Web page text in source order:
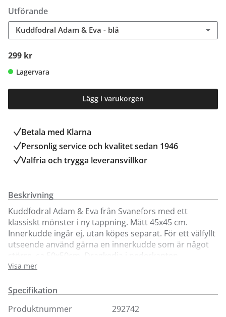
Utförande
Kuddfodral Adam & Eva - blå
299 kr
Lagervara
Lägg i varukorgen
Betala med Klarna
Personlig service och kvalitet sedan 1946
Valfria och trygga leveransvillkor
Beskrivning
Kuddfodral Adam & Eva från Svanefors med ett
klassiskt mönster i ny tappning. Mått 45x45 cm.
Innerkudde ingår ej, utan köpes separat. För ett välfyllt
utseende använd gärna en innerkudde som är något
större, ca 50x50cm. Dragkedja i nederkanten.
Produkten är i 100% bomull och testad och fri från
Kuddfodral Adam & Eva går att köpa online och i vår
butik i Kungens Kurva. Välkommen in!
Visa mer
Specifikation
Produktnummer
292742